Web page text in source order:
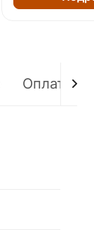
Оплата